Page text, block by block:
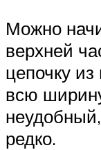
Можно
верхней
цепочку
всю
редко.